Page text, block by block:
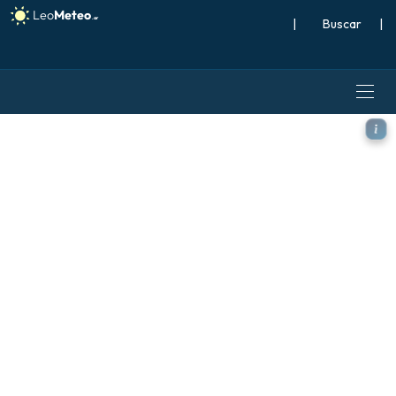
| |
GFS modelo - Polonia,